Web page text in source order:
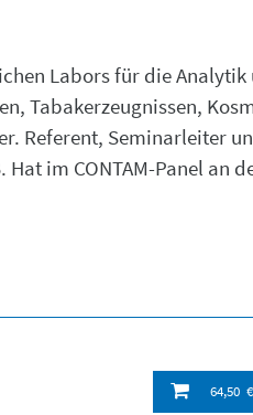
Labors für die Analytik
Tabakerzeugnissen,
Referent, Seminarleiter
im CONTAM-Panel an
64,50 €